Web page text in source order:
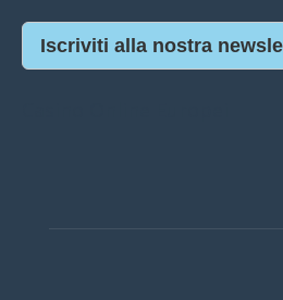
Iscriviti alla nostra